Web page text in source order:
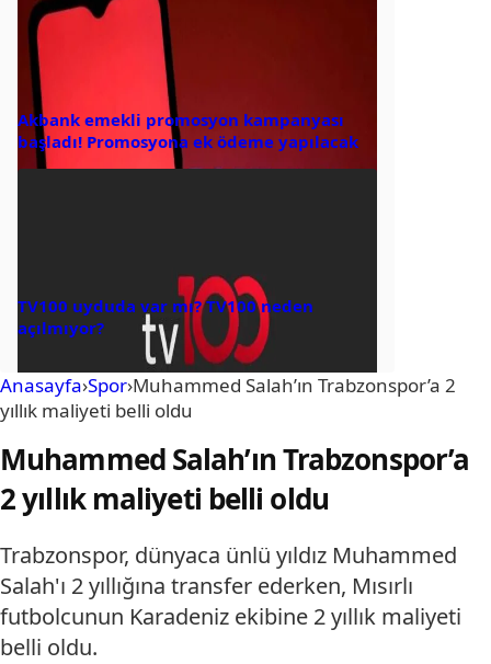
Akbank emekli promosyon kampanyası
başladı! Promosyona ek ödeme yapılacak
TV100 uyduda var mı? TV100 neden
açılmıyor?
Anasayfa›Spor›Muhammed Salah’ın Trabzonspor’a 2
yıllık maliyeti belli oldu
Muhammed Salah’ın Trabzonspor’a
2 yıllık maliyeti belli oldu
Trabzonspor, dünyaca ünlü yıldız Muhammed
Salah'ı 2 yıllığına transfer ederken, Mısırlı
futbolcunun Karadeniz ekibine 2 yıllık maliyeti
belli oldu.